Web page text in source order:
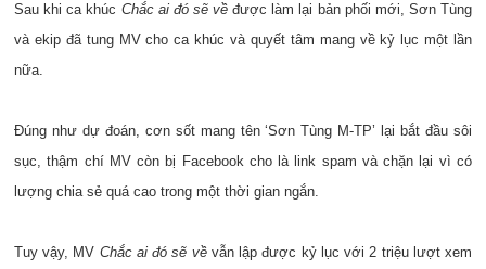
Sau khi ca khúc Chắc ai đó sẽ về được làm lại bản phối mới, Sơn Tùng
và ekip đã tung MV cho ca khúc và quyết tâm mang về kỷ lục một lần
nữa.
Đúng như dự đoán, cơn sốt mang tên ‘Sơn Tùng M-TP’ lại bắt đầu sôi
sục, thậm chí MV còn bị Facebook cho là link spam và chặn lại vì có
lượng chia sẻ quá cao trong một thời gian ngắn.
Tuy vậy, MV Chắc ai đó sẽ vềvẫn lập được kỷ lục với 2 triệu lượt xem